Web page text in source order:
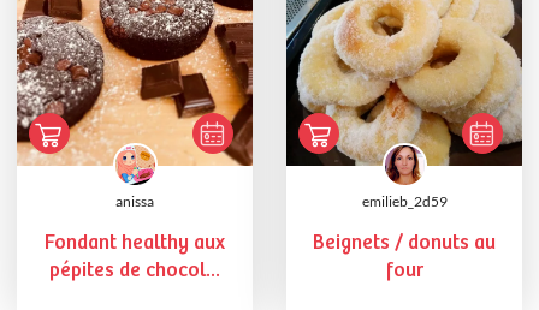
anissa
Fondant healthy aux
pépites de chocol...
emilieb_2d59
Beignets / donuts au
four